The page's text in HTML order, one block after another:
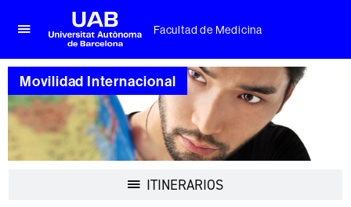
aquí
para
desplegar
el
menú
de
Facultad
Universitat
Autònoma
de
Barcelona
Facultad de Medicina
Movilidad Internacional
ITINERARIOS